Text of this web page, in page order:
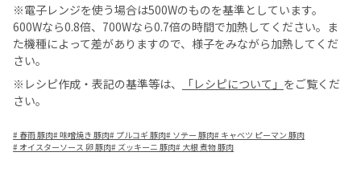
※電子レンジを使う場合は500Wのものを基準としています。
600Wなら0.8倍、700Wなら0.7倍の時間で加熱してください。ま
た機種によって差がありますので、様子をみながら加熱してくだ
さい。
※レシピ作成・表記の基準等は、
「レシピについて」 をご覧くだ
さい。
# 春雨 豚肉#味噌焼き 豚肉# プルコギ 豚肉# ソテー 豚肉# キャベツ ピーマン 豚肉
#オイスターソース 卵 豚肉# ズッキーニ 豚肉# 大根 煮物 豚肉